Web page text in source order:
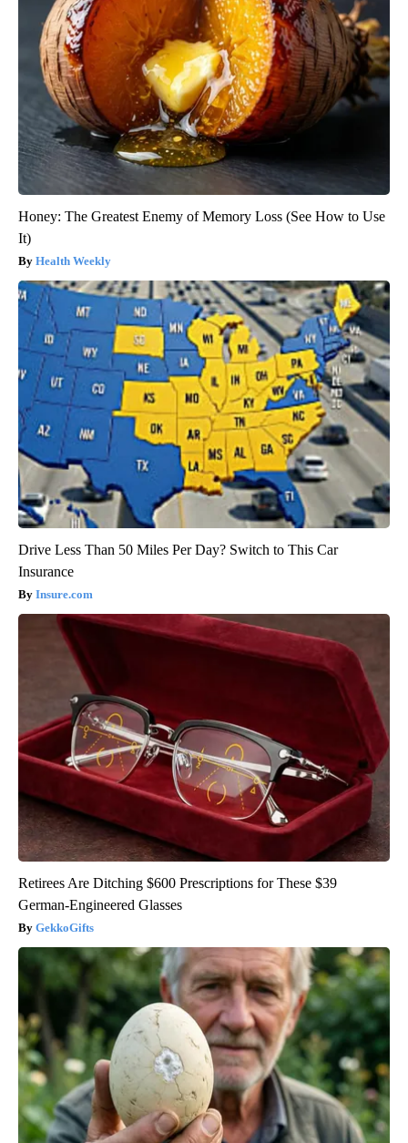
Honey: The Greatest Enemy of Memory Loss (See How to Use
It)
Health Weekly
Drive Less Than 50 Miles Per Day? Switch to This Car
Insurance
Insure.com
Retirees Are Ditching $600 Prescriptions for These $39
German-Engineered Glasses
GekkoGifts